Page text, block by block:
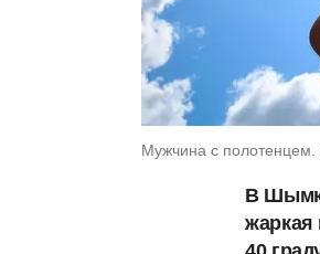
Мужчина с
В
жаркая